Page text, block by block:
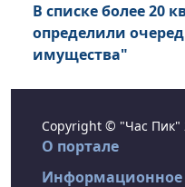
В списке более 20
определили
имущества"
Copyright © "Час
О портале
Информационное